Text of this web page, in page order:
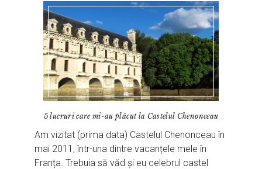
5 lucruri care mi-au plăcut la Castelul Chenonceau
Am vizitat (prima data) Castelul Chenonceau în
mai 2011, într-una dintre vacanțele mele în
Franța. Trebuia să văd și eu celebrul castel